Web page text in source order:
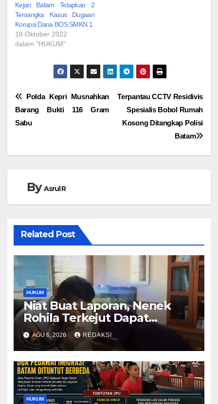
Kejari Batam Tetapkan 2
Tersangka Kasus Dugaan
Korupsi Dana BOS SMKN 1
18 Oktober 2022
dalam "HUKUM"
Navigasi
pos
Terpantau CCTV Residivis
Spesialis Bobol Rumah
Kosong Ditangkap Polisi
Batam
Polda Kepri Musnahkan
Barang Bukti 116 Gram
Sabu
ByAsrul R
Related Post
HUKUM
Niat Buat Laporan, Nenek
Rohila Terkejut Dapat
Bantuan dari Kabid Propam
Kombes Pol Eddwi
AGU 6, 2026 REDAKSI
HUKUM